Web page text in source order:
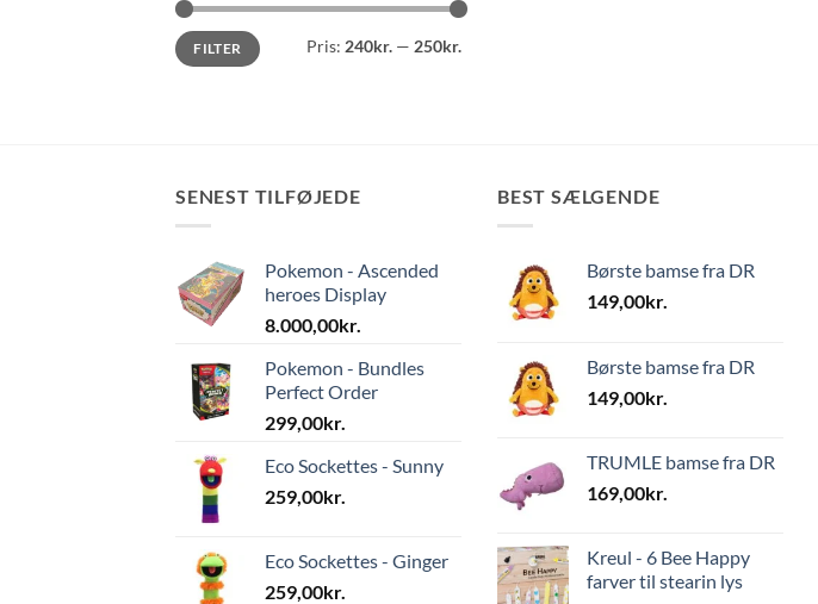
Mindste
pris
Højeste
prisFILTER Pris: 240kr. — 250kr.
SENEST TILFØJEDE
Pokemon - Ascended
heroes Display
8.000,00kr.
Pokemon - Bundles
Perfect Order
299,00kr.
Eco Sockettes - Sunny
259,00kr.
Eco Sockettes - Ginger
259,00kr.
BEST SÆLGENDE
Børste bamse fra DR
149,00kr.
Børste bamse fra DR
149,00kr.
TRUMLE bamse fra DR
169,00kr.
Kreul - 6 Bee Happy
farver til stearin lys